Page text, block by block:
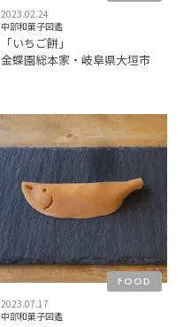
2023.02.24
中部和菓子図鑑
「いちご餅」
金蝶園総本家・岐阜県大垣市
2023.07.17
FOOD
中部和菓子図鑑